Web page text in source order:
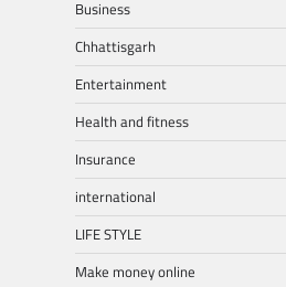
Business
Chhattisgarh
Entertainment
Health and fitness
Insurance
international
LIFE STYLE
Make money online